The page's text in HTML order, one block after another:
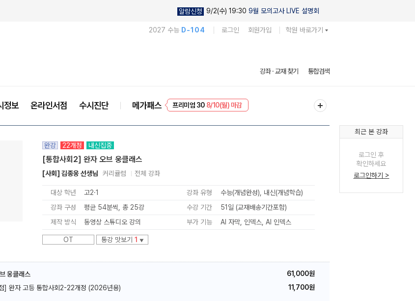
알람신청 9/2(수) 19:30 9월 모의고사 LIVE 설명회
2027 수능 D-104 로그인 회원가입 학원 바로가기
강좌 · 교재 찾기 통합검색
정보 온라인서점 수시진단 메가패스
EVENT8/10(월) 마감
완강 22개정 내신집중
[통합사회2] 완자 오브 웅클래스
[사회] 김종웅 선생님 커리큘럼 전체 강좌
대상 학년 고2·1 강좌 유형
수능(개념완성), 내신(개념학습)
강좌 구성
평균 54분씩, 총 25강 수강 기간
51일 (교재배송기간포함)
제작 방식
동영상 스튜디오 강의 부가 기능 AI 자막 인덱스 AI 인덱스
OT 통강 맛보기 1 ▼
웅클래스 61,000원
] 완자 고등 통합사회2-22개정 (2026년용) 11,700원
최근 본 강좌
로그인 후
확인하세요
로그인하기 >